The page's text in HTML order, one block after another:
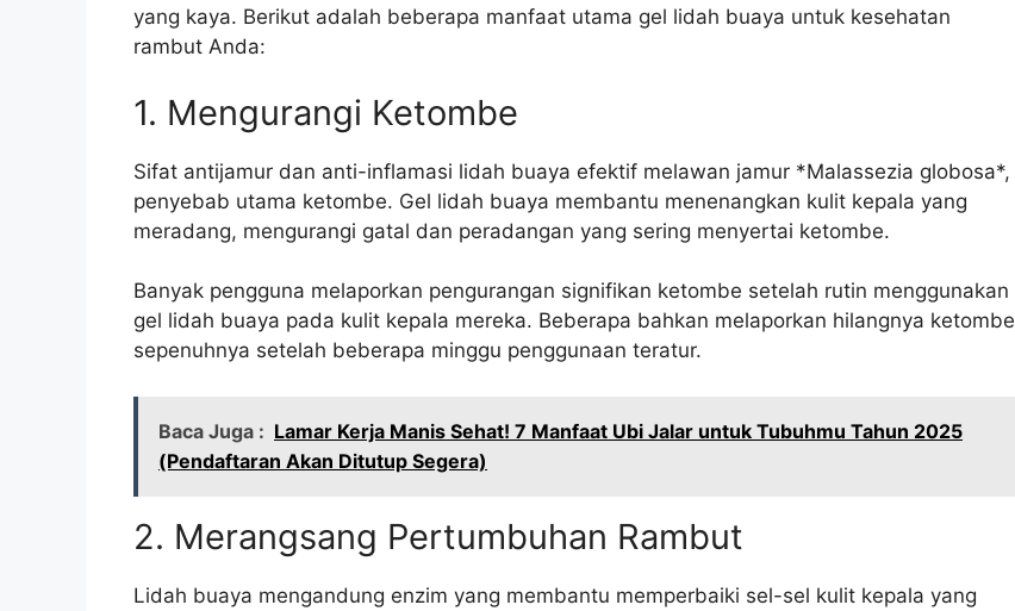
yang kaya. Berikut adalah beberapa manfaat utama gel lidah buaya untuk kesehatan
rambut Anda:
1. Mengurangi Ketombe
Sifat antijamur dan anti-inflamasi lidah buaya efektif melawan jamur *Malassezia globosa*,
penyebab utama ketombe. Gel lidah buaya membantu menenangkan kulit kepala yang
meradang, mengurangi gatal dan peradangan yang sering menyertai ketombe.
Banyak pengguna melaporkan pengurangan signifikan ketombe setelah rutin menggunakan
gel lidah buaya pada kulit kepala mereka. Beberapa bahkan melaporkan hilangnya ketombe
sepenuhnya setelah beberapa minggu penggunaan teratur.
Baca Juga : Lamar Kerja Manis Sehat! 7 Manfaat Ubi Jalar untuk Tubuhmu Tahun 2025
(Pendaftaran Akan Ditutup Segera)
2. Merangsang Pertumbuhan Rambut
Lidah buaya mengandung enzim yang membantu memperbaiki sel-sel kulit kepala yang